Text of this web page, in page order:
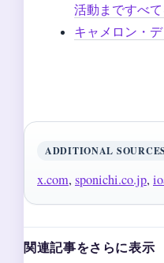
活動まですべ
キャメロン・
ADDITIONAL SOURCES
x.com, sponichi.co.jp,
関連記事をさらに表示